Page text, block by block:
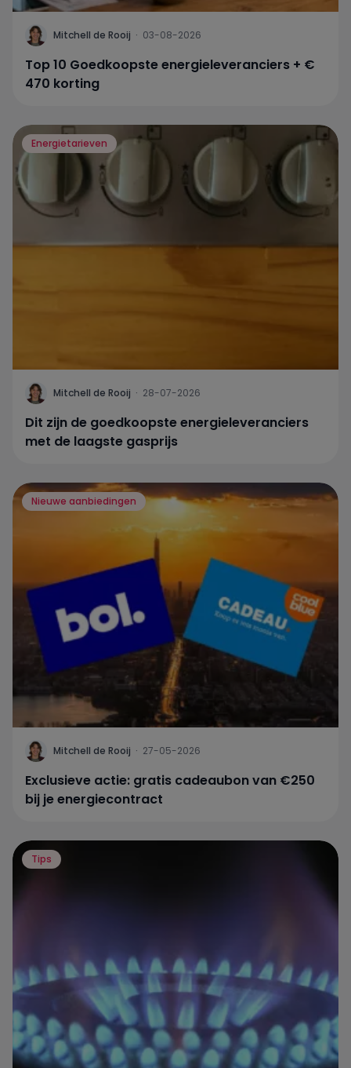
Mitchell de Rooij · 03-08-2026
Top 10 Goedkoopste energieleveranciers + €
470 korting
Energietarieven
Mitchell de Rooij · 28-07-2026
Dit zijn de goedkoopste energieleveranciers
met de laagste gasprijs
Nieuwe aanbiedingen
Mitchell de Rooij · 27-05-2026
Exclusieve actie: gratis cadeaubon van €250
bij je energiecontract
Tips